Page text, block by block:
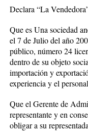
Declara “La
Que es Una sociedad
el 7 de Julio del año
público, número 24
dentro de su objeto
importación y
experiencia y el
Que el Gerente de
representante y en
obligar a su